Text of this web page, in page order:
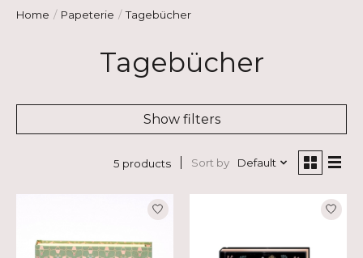
Home / Papeterie / Tagebücher
Tagebücher
Show filters
5 products Sort by Default